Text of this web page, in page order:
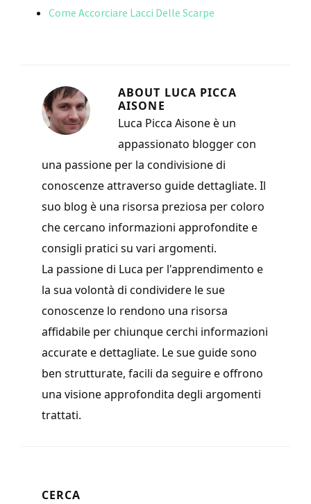
Come Accorciare Lacci Delle Scarpe
ABOUT LUCA PICCA
AISONE
Luca Picca Aisone è un
appassionato blogger con
una passione per la condivisione di
conoscenze attraverso guide dettagliate. Il
suo blog è una risorsa preziosa per coloro
che cercano informazioni approfondite e
consigli pratici su vari argomenti.
La passione di Luca per l'apprendimento e
la sua volontà di condividere le sue
conoscenze lo rendono una risorsa
affidabile per chiunque cerchi informazioni
accurate e dettagliate. Le sue guide sono
ben strutturate, facili da seguire e offrono
una visione approfondita degli argomenti
trattati.
Primary
CERCA